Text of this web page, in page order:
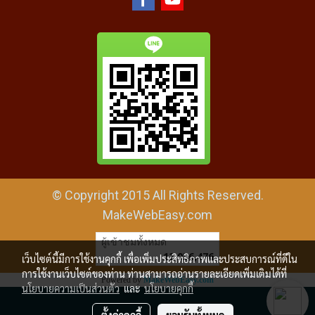
© Copyright 2015 All Rights Reserved.
MakeWebEasy.com
ผู้เข้าชมทั้งหมด
12,036,476
Powered byMakeWebEasy.com
เว็บไซต์นี้มีการใช้งานคุกกี้ เพื่อเพิ่มประสิทธิภาพและประสบการณ์ที่ดีใน
การใช้งานเว็บไซต์ของท่าน ท่านสามารถอ่านรายละเอียดเพิ่มเติมได้ที่
นโยบายความเป็นส่วนตัวและนโยบายคุกกี้